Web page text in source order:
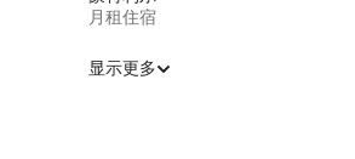
月租住宿
显示更多